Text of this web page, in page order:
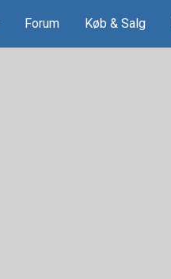
Forum Køb & Salg